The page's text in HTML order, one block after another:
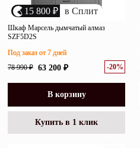
15 800 ₽ в Сплит
Шкаф Марсель дымчатый алмаз
SZF5D2S
78 990 ₽ 63 200 ₽ -20%
Под заказ от 7 дней
В корзину
Купить в 1 клик